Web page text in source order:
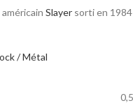
américain Slayersorti en 1984
/ Métal